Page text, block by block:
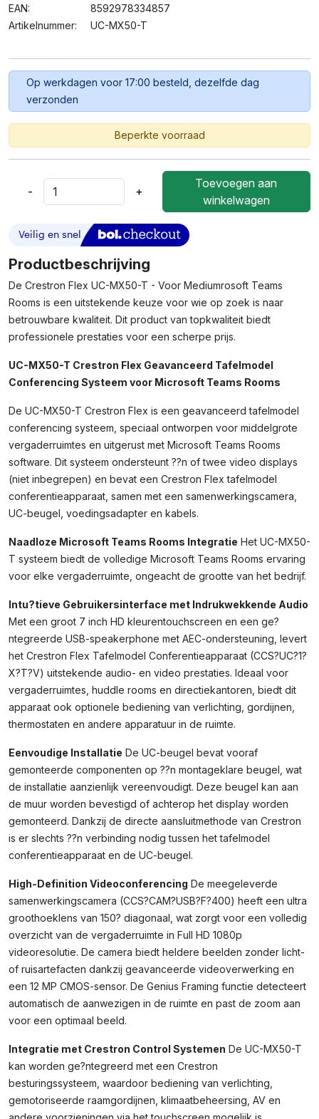
EAN:
8592978334857
Artikelnummer:
UC-MX50-T
Op werkdagen voor 17:00 besteld, dezelfde dag
verzonden
Beperkte voorraad
-
Crestron
UC-
MX50-
T
-
Voor
Medium
Microsoft
Teams
Aantal
+
Toevoegen aan
winkelwagen
Productbeschrijving
De Crestron Flex UC-MX50-T - Voor Mediumrosoft Teams
Rooms is een uitstekende keuze voor wie op zoek is naar
betrouwbare kwaliteit. Dit product van topkwaliteit biedt
professionele prestaties voor een scherpe prijs.
UC-MX50-T Crestron Flex Geavanceerd Tafelmodel
Conferencing Systeem voor Microsoft Teams Rooms
De UC-MX50-T Crestron Flex is een geavanceerd tafelmodel
conferencing systeem, speciaal ontworpen voor middelgrote
vergaderruimtes en uitgerust met Microsoft Teams Rooms
software. Dit systeem ondersteunt ??n of twee video displays
(niet inbegrepen) en bevat een Crestron Flex tafelmodel
conferentieapparaat, samen met een samenwerkingscamera,
UC-beugel, voedingsadapter en kabels.
Naadloze Microsoft Teams Rooms Integratie Het UC-MX50-
T systeem biedt de volledige Microsoft Teams Rooms ervaring
voor elke vergaderruimte, ongeacht de grootte van het bedrijf.
Intu?tieve Gebruikersinterface met Indrukwekkende Audio
Met een groot 7 inch HD kleurentouchscreen en een ge?
ntegreerde USB-speakerphone met AEC-ondersteuning, levert
het Crestron Flex Tafelmodel Conferentieapparaat (CCS?UC?1?
X?T?V) uitstekende audio- en video prestaties. Ideaal voor
vergaderruimtes, huddle rooms en directiekantoren, biedt dit
apparaat ook optionele bediening van verlichting, gordijnen,
thermostaten en andere apparatuur in de ruimte.
Eenvoudige Installatie De UC-beugel bevat vooraf
gemonteerde componenten op ??n montageklare beugel, wat
de installatie aanzienlijk vereenvoudigt. Deze beugel kan aan
de muur worden bevestigd of achterop het display worden
gemonteerd. Dankzij de directe aansluitmethode van Crestron
is er slechts ??n verbinding nodig tussen het tafelmodel
conferentieapparaat en de UC-beugel.
High-Definition Videoconferencing De meegeleverde
samenwerkingscamera (CCS?CAM?USB?F?400) heeft een ultra
groothoeklens van 150? diagonaal, wat zorgt voor een volledig
overzicht van de vergaderruimte in Full HD 1080p
videoresolutie. De camera biedt heldere beelden zonder licht-
of ruisartefacten dankzij geavanceerde videoverwerking en
een 12 MP CMOS-sensor. De Genius Framing functie detecteert
automatisch de aanwezigen in de ruimte en past de zoom aan
voor een optimaal beeld.
Integratie met Crestron Control Systemen De UC-MX50-T
kan worden ge?ntegreerd met een Crestron
besturingssysteem, waardoor bediening van verlichting,
gemotoriseerde raamgordijnen, klimaatbeheersing, AV en